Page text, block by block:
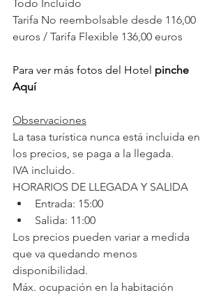
Todo Incluido
Tarifa No reembolsable desde 116,00
euros / Tarifa Flexible 136,00 euros
Para ver más fotos del Hotel pinche
Aquí
Observaciones
La tasa turística nunca está incluida en
los precios, se paga a la llegada.
IVA incluido.
HORARIOS DE LLEGADA Y SALIDA
Entrada: 15:00
Salida: 11:00
Los precios pueden variar a medida
que va quedando menos
disponibilidad.
Máx. ocupación en la habitación